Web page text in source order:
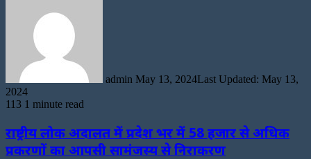
admin May 13, 2024Last Updated: May 13,
2024
113 1 minute read
राष्ट्रीय लोक अदालत में प्रदेश भर में 58 हजार से अधिक
प्रकरणों का आपसी सामंजस्य से निराकरण